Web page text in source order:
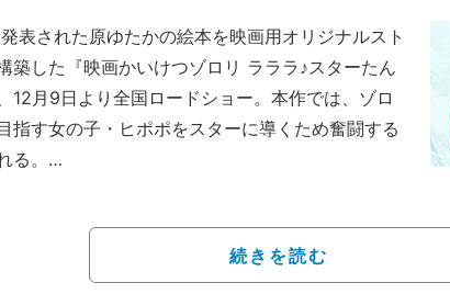
表された原ゆたかの絵本を映画用オリジナルスト
築した『映画かいけつゾロリ ラララ♪スターたん
12月9日より全国ロードショー。本作では、ゾロ
指す女の子・ヒポポをスターに導くため奮闘する
る。
マに、さまざまな演技仕事をこなしてきた彼女だ
は意外にも少ない。そんな中で、山寺は生田の演
続きを読む